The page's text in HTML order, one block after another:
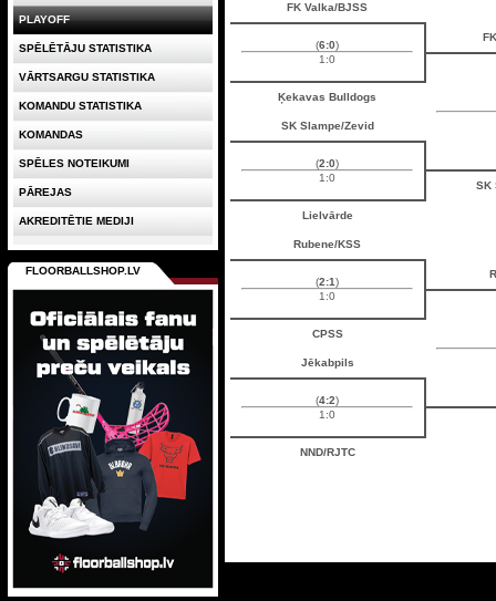
FK Valka/BJSS
(6:0)
1:0
Ķekavas Bulldogs
SK Slampe/Zevid
(2:0)
1:0
SK
Lielvārde
Rubene/KSS
(2:1)
1:0
CPSS
Jēkabpils
(4:2)
1:0
NND/RJTC
PLAYOFF
SPĒLĒTĀJU STATISTIKA
VĀRTSARGU STATISTIKA
KOMANDU STATISTIKA
KOMANDAS
SPĒLES NOTEIKUMI
PĀREJAS
AKREDITĒTIE MEDIJI
FLOORBALLSHOP.LV